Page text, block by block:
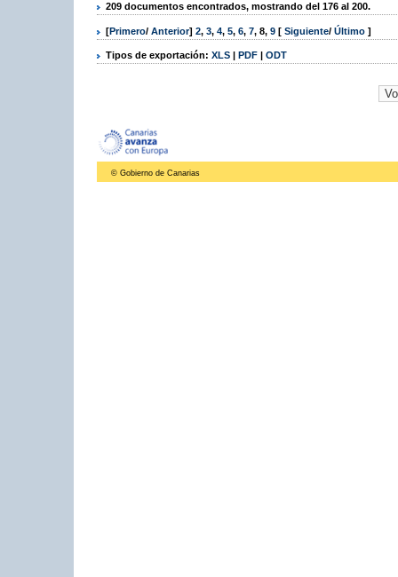
209 documentos encontrados, mostrando del 176 al 200.
[Primero/ Anterior] 2, 3, 4, 5, 6, 7, 8, 9 [ Siguiente/ Último ]
Tipos de exportación: XLS | PDF | ODT
© Gobierno de Canarias